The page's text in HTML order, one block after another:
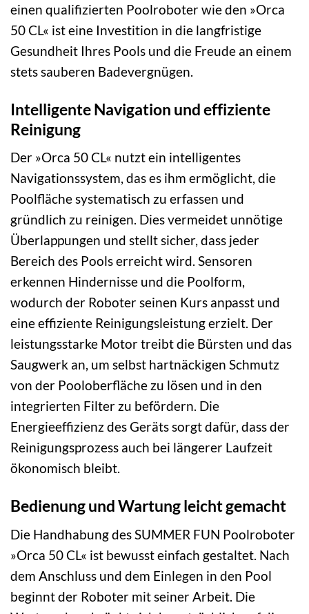
einen qualifizierten Poolroboter wie den »Orca
50 CL« ist eine Investition in die langfristige
Gesundheit Ihres Pools und die Freude an einem
stets sauberen Badevergnügen.
Intelligente Navigation und effiziente
Reinigung
Der »Orca 50 CL« nutzt ein intelligentes
Navigationssystem, das es ihm ermöglicht, die
Poolfläche systematisch zu erfassen und
gründlich zu reinigen. Dies vermeidet unnötige
Überlappungen und stellt sicher, dass jeder
Bereich des Pools erreicht wird. Sensoren
erkennen Hindernisse und die Poolform,
wodurch der Roboter seinen Kurs anpasst und
eine effiziente Reinigungsleistung erzielt. Der
leistungsstarke Motor treibt die Bürsten und das
Saugwerk an, um selbst hartnäckigen Schmutz
von der Pooloberfläche zu lösen und in den
integrierten Filter zu befördern. Die
Energieeffizienz des Geräts sorgt dafür, dass der
Reinigungsprozess auch bei längerer Laufzeit
ökonomisch bleibt.
Bedienung und Wartung leicht gemacht
Die Handhabung des SUMMER FUN Poolroboter
»Orca 50 CL« ist bewusst einfach gestaltet. Nach
dem Anschluss und dem Einlegen in den Pool
beginnt der Roboter mit seiner Arbeit. Die